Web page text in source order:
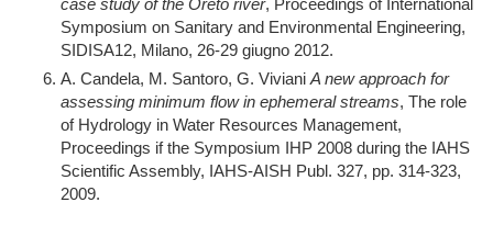
case study of the Oreto river, Proceedings of International
Symposium on Sanitary and Environmental Engineering,
SIDISA12, Milano, 26-29 giugno 2012.
A. Candela, M. Santoro, G. Viviani A new approach for
assessing minimum flow in ephemeral streams, The role
of Hydrology in Water Resources Management,
Proceedings if the Symposium IHP 2008 during the IAHS
Scientific Assembly, IAHS-AISH Publ. 327, pp. 314-323,
2009.